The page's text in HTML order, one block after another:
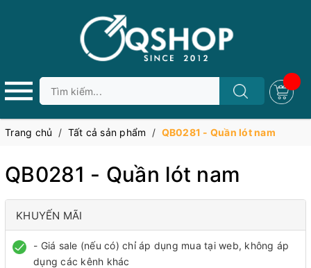
Trang chủ / Tất cả sản phẩm / QB0281 - Quần lót nam
QB0281 - Quần lót nam
KHUYẾN MÃI
- Giá sale (nếu có) chỉ áp dụng mua tại web, không áp
dụng các kênh khác